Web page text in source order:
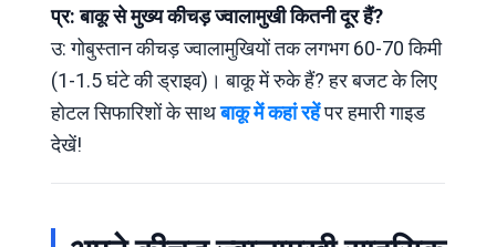
प्र: बाकू से मुख्य कीचड़ ज्वालामुखी कितनी दूर हैं?
उ: गोबुस्तान कीचड़ ज्वालामुखियों तक लगभग 60-70 किमी
(1-1.5 घंटे की ड्राइव)। बाकू में रुके हैं? हर बजट के लिए
होटल सिफारिशों के साथबाकू में कहां रहेंपर हमारी गाइड
देखें!